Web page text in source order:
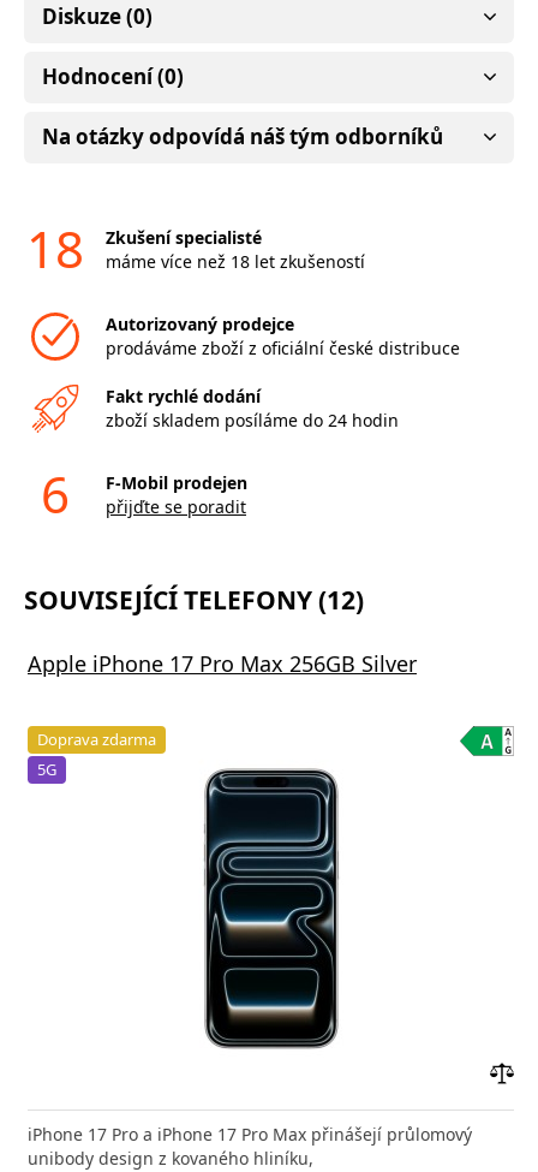
Diskuze (0)
Hodnocení (0)
Na otázky odpovídá náš tým odborníků
18
Zkušení specialisté
máme více než 18 let zkušeností
Autorizovaný prodejce
prodáváme zboží z oficiální české distribuce
Fakt rychlé dodání
zboží skladem posíláme do 24 hodin
6
F-Mobil prodejen
přijďte se poradit
SOUVISEJÍCÍ TELEFONY (12)
Apple iPhone 17 Pro Max 256GB Silver
Doprava zdarma
5G
iPhone 17 Pro a iPhone 17 Pro Max přinášejí průlomový
unibody design z kovaného hliníku,